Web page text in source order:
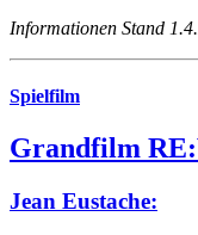
Informationen Stand
Spielfilm
Grandfilm
Jean Eustache: